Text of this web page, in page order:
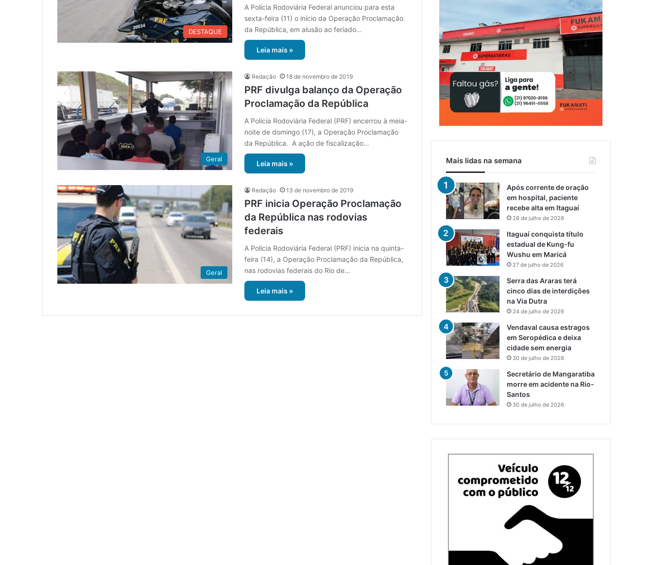
DESTAQUE
A Polícia Rodoviária Federal anunciou para esta
sexta-feira (11) o início da Operação Proclamação
da República, em alusão ao feriado…
Leia mais »
Geral
Redação 18 de novembro de 2019
PRF divulga balanço da Operação
Proclamação da República
A Polícia Rodoviária Federal (PRF) encerrou à meia-
noite de domingo (17), a Operação Proclamação
da República. A ação de fiscalização…
Leia mais »
Geral
Redação 13 de novembro de 2019
PRF inicia Operação Proclamação
da República nas rodovias
federais
A Polícia Rodoviária Federal (PRF) inicia na quinta-
feira (14), a Operação Proclamação da República,
nas rodovias federais do Rio de…
Leia mais »
Mais lidas na semana
Após corrente de oração
em hospital, paciente
recebe alta em Itaguaí
28 de julho de 2026
Itaguaí conquista título
estadual de Kung-fu
Wushu em Maricá
27 de julho de 2026
Serra das Araras terá
cinco dias de interdições
na Via Dutra
24 de julho de 2026
Vendaval causa estragos
em Seropédica e deixa
cidade sem energia
30 de julho de 2026
Secretário de Mangaratiba
morre em acidente na Rio-
Santos
30 de julho de 2026